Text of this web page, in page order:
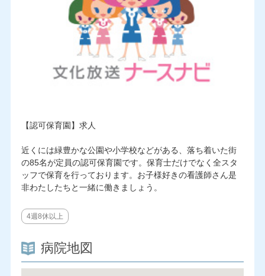
【認可保育園】求人
近くには緑豊かな公園や小学校などがある、落ち着いた街
の85名が定員の認可保育園です。保育士だけでなく全スタ
ッフで保育を行っております。お子様好きの看護師さん是
非わたしたちと一緒に働きましょう。
4週8休以上
病院地図